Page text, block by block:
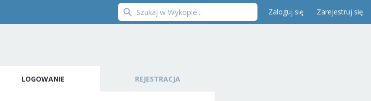
Zaloguj się Zarejestruj się
LOGOWANIE REJESTRACJA